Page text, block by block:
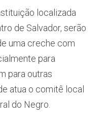
localizada
de Salvador, serão
uma creche com
para
para outras
atua o comitê local
do Negro.